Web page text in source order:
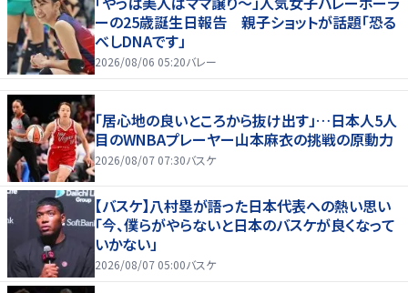
ーの25歳誕生日報告 親子ショットが話題「恐る
べしDNAです」
2026/08/06 05:20バレー
「居心地の良いところから抜け出す」…日本人5人
目のWNBAプレーヤー山本麻衣の挑戦の原動力
2026/08/07 07:30バスケ
【バスケ】八村塁が語った日本代表への熱い思い
「今、僕らがやらないと日本のバスケが良くなって
いかない」
2026/08/07 05:00バスケ